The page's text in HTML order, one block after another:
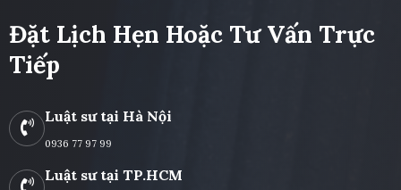
Đặt Lịch Hẹn Hoặc Tư Vấn Trực
Tiếp
Luật sư tại Hà Nội
0936 77 97 99
Luật sư tại TP.HCM